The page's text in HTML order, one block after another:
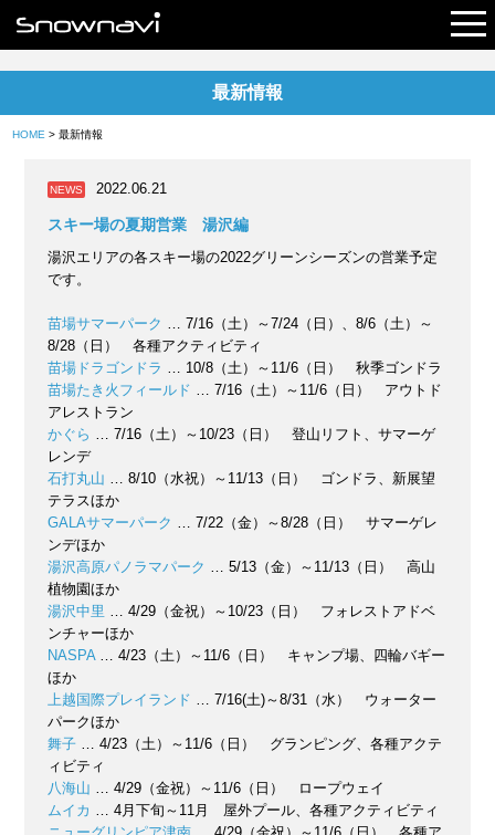
最新情報
HOME > 最新情報
NEWS 2022.06.21
スキー場の夏期営業 湯沢編
湯沢エリアの各スキー場の2022グリーンシーズンの営業予定
です。
苗場サマーパーク … 7/16（土）～7/24（日）、8/6（土）～
8/28（日） 各種アクティビティ
苗場ドラゴンドラ … 10/8（土）～11/6（日） 秋季ゴンドラ
苗場たき火フィールド … 7/16（土）～11/6（日） アウトド
アレストラン
かぐら … 7/16（土）～10/23（日） 登山リフト、サマーゲ
レンデ
石打丸山 … 8/10（水祝）～11/13（日） ゴンドラ、新展望
テラスほか
GALAサマーパーク … 7/22（金）～8/28（日） サマーゲレ
ンデほか
湯沢高原パノラマパーク … 5/13（金）～11/13（日） 高山
植物園ほか
湯沢中里 … 4/29（金祝）～10/23（日） フォレストアドベ
ンチャーほか
NASPA… 4/23（土）～11/6（日） キャンプ場、四輪バギー
ほか
上越国際プレイランド … 7/16(土)～8/31（水） ウォーター
パークほか
舞子… 4/23（土）～11/6（日） グランピング、各種アクテ
ィビティ
八海山 … 4/29（金祝）～11/6（日） ロープウェイ
ムイカ … 4月下旬～11月 屋外プール、各種アクティビティ